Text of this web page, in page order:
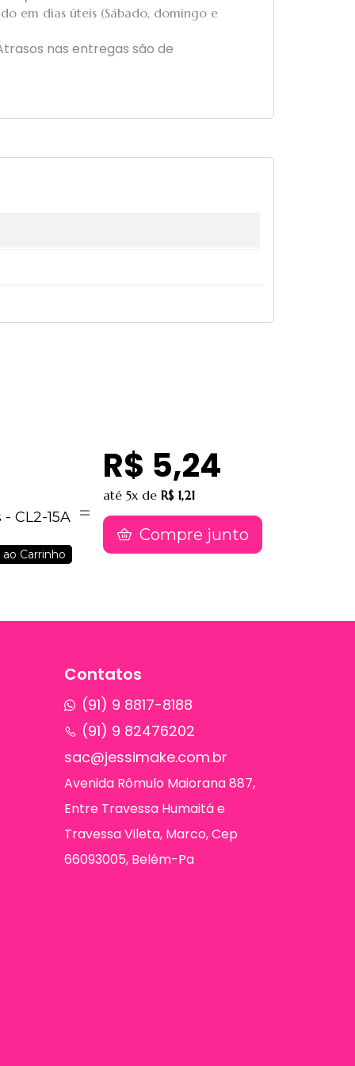
em dias úteis (Sábado, domingo e
nas entregas são de
Carrinho
R$ 5,24
até 5x de R$ 1,21
Compre junto
Contatos
(91) 9 8817-8188
(91) 9 82476202
sac@jessimake.com.br
Avenida Rômulo Maiorana 887,
Entre Travessa Humaitá e
Travessa Vileta, Marco, Cep
66093005, Belém-Pa